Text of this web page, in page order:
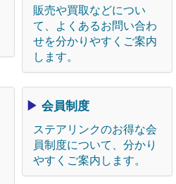
販売や買取などについ
て、よくあるお問い合わ
せを分かりやすくご案内
します。
▶ 会員制度
ステアリンクのお得な会
員制度について、分かり
やすくご案内します。